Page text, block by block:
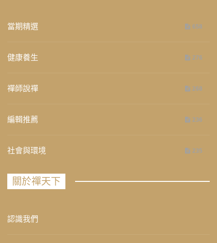
當期精選 658
健康養生 276
禪師說禪 268
編輯推薦 236
社會與環境 235
關於禪天下
認識我們